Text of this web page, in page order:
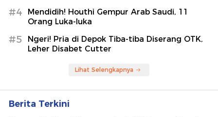
#4
Mendidih! Houthi Gempur Arab Saudi, 11
Orang Luka-luka
#5
Ngeri! Pria di Depok Tiba-tiba Diserang OTK,
Leher Disabet Cutter
Lihat Selengkapnya
Berita Terkini